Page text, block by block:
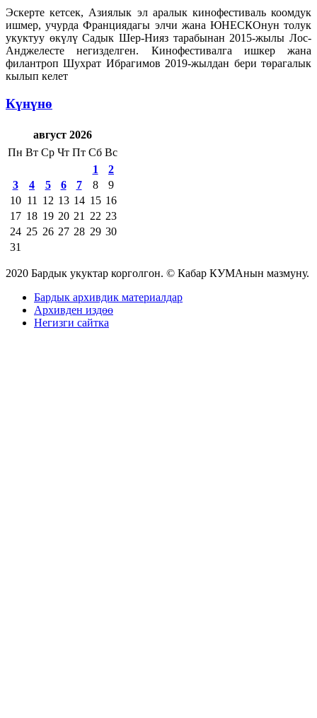
Эскерте кетсек, Азиялык эл аралык кинофестиваль коомдук
ишмер, учурда Франциядагы элчи жана ЮНЕСКОнун толук
укуктуу өкүлү Садык Шер-Нияз тарабынан 2015-жылы Лос-
Анджелесте негизделген. Кинофестивалга ишкер жана
филантроп Шухрат Ибрагимов 2019-жылдан бери төрагалык
кылып келет
Күнүнө
август 2026
Пн Вт Ср Чт Пт Сб Вс
1
2
3
4 5 6 7 8
9
10 11 12 13 14 15 16
17 18 19 20 21 22 23
24 25 26 27 28 29 30
31
2020 Бардык укуктар корголгон. © Кабар КУМАнын мазмуну.
Бардык архивдик материалдар
Архивден издөө
Негизги сайтка